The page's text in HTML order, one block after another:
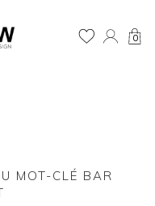
0
MOT-CLÉ BAR